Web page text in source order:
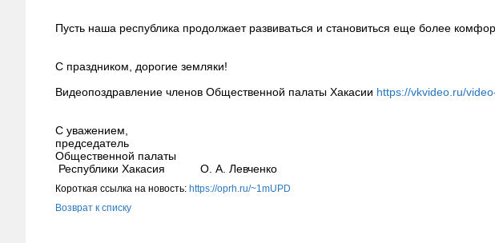
Пусть наша республика продолжает развиваться и становиться еще более
С праздником, дорогие земляки!
Видеопоздравление членов Общественной палаты Хакасии https://vkvideo.ru/
С уважением,
председатель
Общественной палаты
Республики Хакасия О. А. Левченко
Короткая ссылка на новость: https://oprh.ru/~1mUPD
Возврат к списку